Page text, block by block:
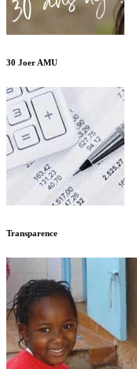
30 Joer AMU
Transparence